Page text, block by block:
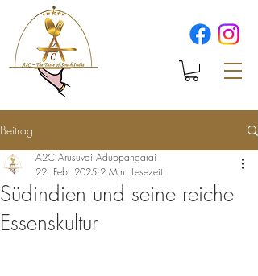
Beitrag
Südindien und seine reiche
Essenskultur
A2C Arusuvai Aduppangarai
22. Feb. 2025 2 Min. Lesezeit